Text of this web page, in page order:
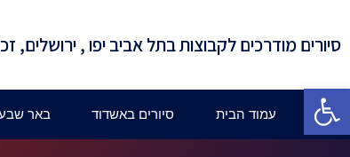
פתח סרגל נגישות
סיורים מודרכים לקבוצות בתל אביב יפו , ירושלים,
עמוד הבית סיורים באשדוד באר